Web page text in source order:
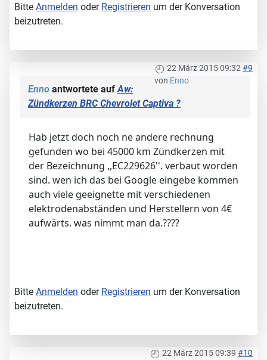
Bitte Anmelden oder Registrieren um der Konversation
beizutreten.
22 März 2015 09:32#9
von Enno
Enno antwortete aufAw:
Zündkerzen BRC Chevrolet Captiva ?
Hab jetzt doch noch ne andere rechnung
gefunden wo bei 45000 km Zündkerzen mit
der Bezeichnung ,,EC229626''. verbaut worden
sind. wen ich das bei Google eingebe kommen
auch viele geeignette mit verschiedenen
elektrodenabständen und Herstellern von 4€
aufwärts. was nimmt man da.????
Bitte Anmelden oder Registrieren um der Konversation
beizutreten.
22 März 2015 09:39 #10